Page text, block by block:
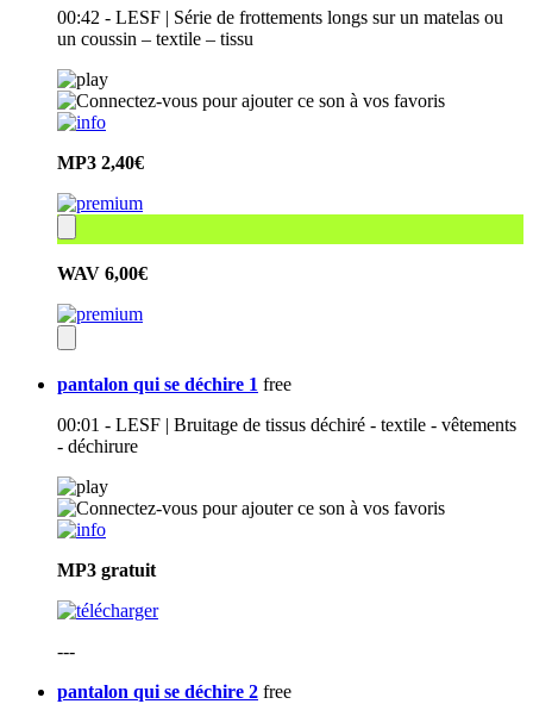
00:42 - LESF | Série de frottements longs sur un matelas ou
un coussin – textile – tissu
MP3 2,40€
WAV 6,00€
pantalon qui se déchire 1 free
00:01 - LESF | Bruitage de tissus déchiré - textile - vêtements
- déchirure
MP3 gratuit
---
pantalon qui se déchire 2 free